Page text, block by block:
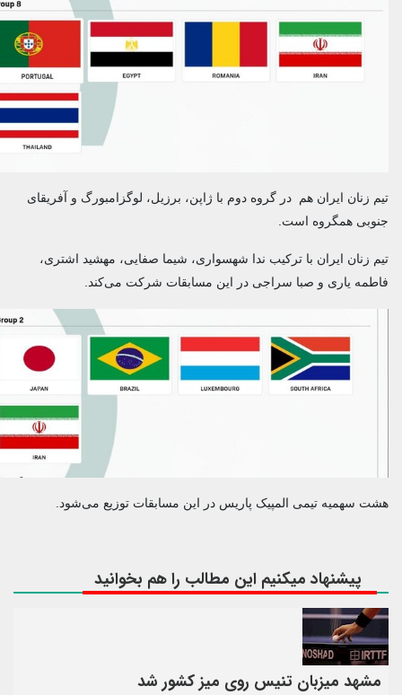
زنان ایران هم در گروه دوم با ژاپن، برزیل، لوگزامبورگ و آفریقای
همگروه است.
زنان ایران با ترکیب ندا شهسواری، شیما صفایی،‌ مهشید اشتری،
یاری و صبا سراجی در این مسابقات شرکت می‌کند.
سهمیه تیمی المپیک پاریس در این مسابقات توزیع می‌شود.
پیشنهاد میکنیم این مطالب را هم بخوانید
میزبان تنیس روی میز کشور شد